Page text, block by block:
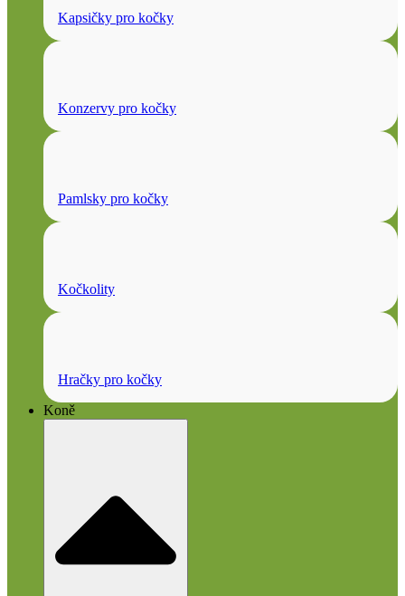
Kapsičky pro kočky
Konzervy pro kočky
Pamlsky pro kočky
Kočkolity
Hračky pro kočky
Koně